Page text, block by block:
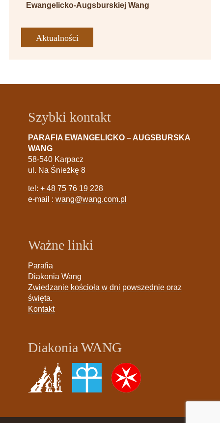
Ewangelicko-Augsburskiej Wang
Aktualności
Szybki kontakt
PARAFIA EWANGELICKO – AUGSBURSKA
WANG
58-540 Karpacz
ul. Na Śnieżkę 8
tel: + 48 75 76 19 228
e-mail : wang@wang.com.pl
Ważne linki
Parafia
Diakonia Wang
Zwiedzanie kościoła w dni powszednie oraz
święta.
Kontakt
Diakonia WANG